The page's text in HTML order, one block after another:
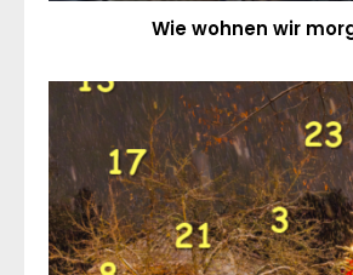
Wie wohnen wir